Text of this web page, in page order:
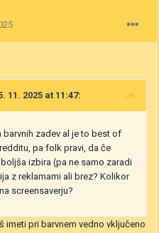
11. 2025 at 11:47:
zadev al je to best of
pa folk pravi, da če
izbira (pa ne samo zaradi
z reklamami ali brez? Kolikor
screensaverju?
imeti pri barvnem vedno vključeno